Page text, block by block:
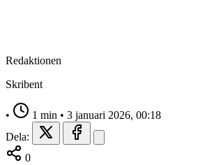
Redaktionen
Skribent
• 1 min • 3 januari 2026, 00:18
Dela:
0